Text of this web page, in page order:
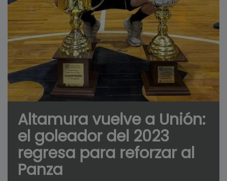
Altamura vuelve a Unión:
el goleador del 2023
regresa para reforzar al
Panza